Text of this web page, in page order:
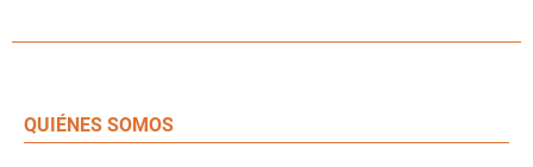
QUIÉNES SOMOS